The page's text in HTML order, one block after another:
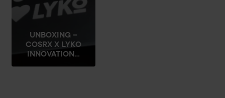
UNBOXING –
COSRX X LYKO
INNOVATION...